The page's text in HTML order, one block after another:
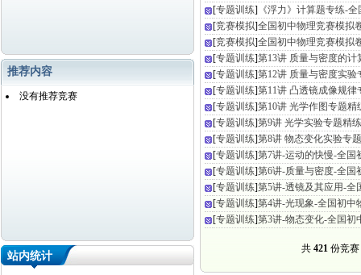
推荐内容
没有推荐竞赛
站内统计
[专题训练] 《浮力》计算题专练-
[竞赛模拟]全国初中物理竞赛模拟
[竞赛模拟]全国初中物理竞赛模拟
[专题训练]第13讲 质量与密度的
[专题训练]第12讲 质量与密度实
[专题训练]第11讲 凸透镜成像规
[专题训练]第10讲 光学作图专题
[专题训练]第9讲 光学实验专题精
[专题训练]第8讲 物态变化实验专
[专题训练]第7讲-运动的快慢-全
[专题训练]第6讲-质量与密度-全
[专题训练]第5讲-透镜及其应用-
[专题训练]第4讲-光现象-全国初
[专题训练]第3讲-物态变化-全国
共 421份竞